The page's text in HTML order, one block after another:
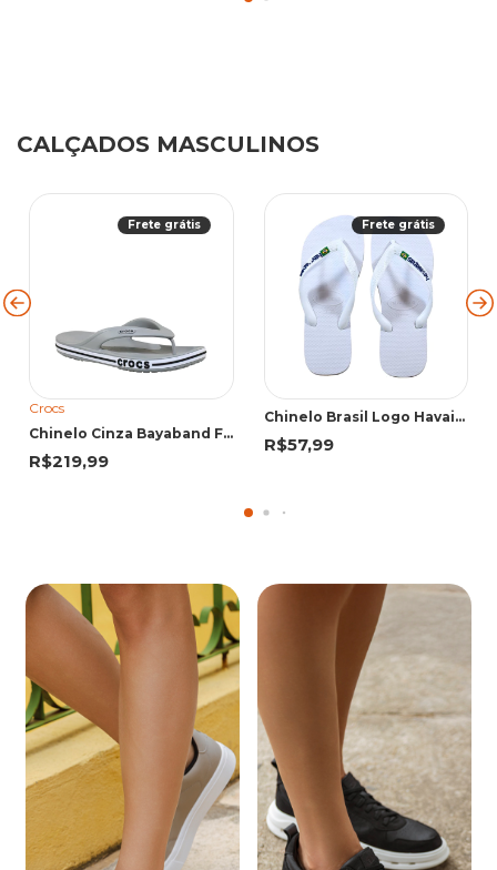
CALÇADOS MASCULINOS
Frete grátis
Crocs
Chinelo Cinza Bayaband Flip | Crocs
R$219,99
Frete grátis
Chinelo Brasil Logo Havaianas Branco
R$57,99